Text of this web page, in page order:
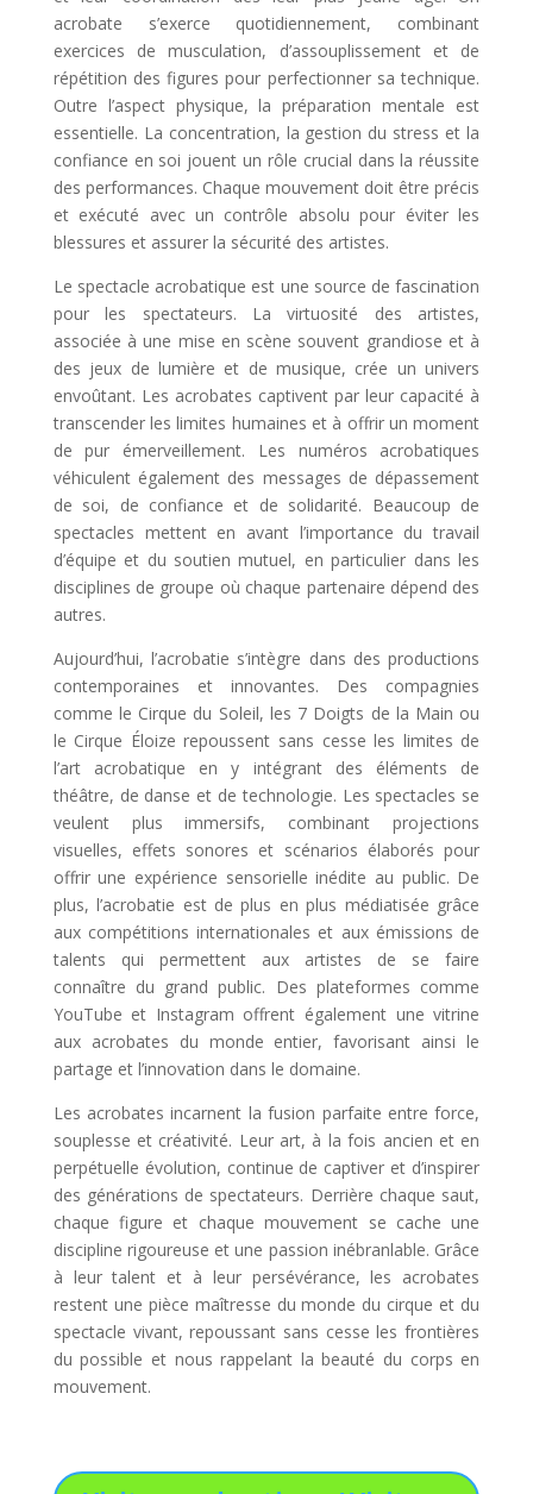
acrobate s’exerce quotidiennement, combinant
exercices de musculation, d’assouplissement et de
répétition des figures pour perfectionner sa technique.
Outre l’aspect physique, la préparation mentale est
essentielle. La concentration, la gestion du stress et la
confiance en soi jouent un rôle crucial dans la réussite
des performances. Chaque mouvement doit être précis
et exécuté avec un contrôle absolu pour éviter les
blessures et assurer la sécurité des artistes.
Le spectacle acrobatique est une source de fascination
pour les spectateurs. La virtuosité des artistes,
associée à une mise en scène souvent grandiose et à
des jeux de lumière et de musique, crée un univers
envoûtant. Les acrobates captivent par leur capacité à
transcender les limites humaines et à offrir un moment
de pur émerveillement. Les numéros acrobatiques
véhiculent également des messages de dépassement
de soi, de confiance et de solidarité. Beaucoup de
spectacles mettent en avant l’importance du travail
d’équipe et du soutien mutuel, en particulier dans les
disciplines de groupe où chaque partenaire dépend des
autres.
Aujourd’hui, l’acrobatie s’intègre dans des productions
contemporaines et innovantes. Des compagnies
comme le Cirque du Soleil, les 7 Doigts de la Main ou
le Cirque Éloize repoussent sans cesse les limites de
l’art acrobatique en y intégrant des éléments de
théâtre, de danse et de technologie. Les spectacles se
veulent plus immersifs, combinant projections
visuelles, effets sonores et scénarios élaborés pour
offrir une expérience sensorielle inédite au public. De
plus, l’acrobatie est de plus en plus médiatisée grâce
aux compétitions internationales et aux émissions de
talents qui permettent aux artistes de se faire
connaître du grand public. Des plateformes comme
YouTube et Instagram offrent également une vitrine
aux acrobates du monde entier, favorisant ainsi le
partage et l’innovation dans le domaine.
Les acrobates incarnent la fusion parfaite entre force,
souplesse et créativité. Leur art, à la fois ancien et en
perpétuelle évolution, continue de captiver et d’inspirer
des générations de spectateurs. Derrière chaque saut,
chaque figure et chaque mouvement se cache une
discipline rigoureuse et une passion inébranlable. Grâce
à leur talent et à leur persévérance, les acrobates
restent une pièce maîtresse du monde du cirque et du
spectacle vivant, repoussant sans cesse les frontières
du possible et nous rappelant la beauté du corps en
mouvement.